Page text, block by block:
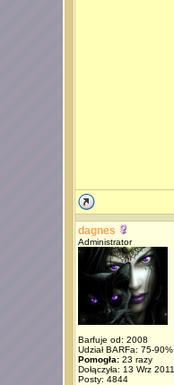
dagnes
Administrator
Barfuje od: 2008
Udział BARFa: 75-90%
Pomogła:23 razy
Dołączyła: 13 Wrz 2011
Posty: 4844